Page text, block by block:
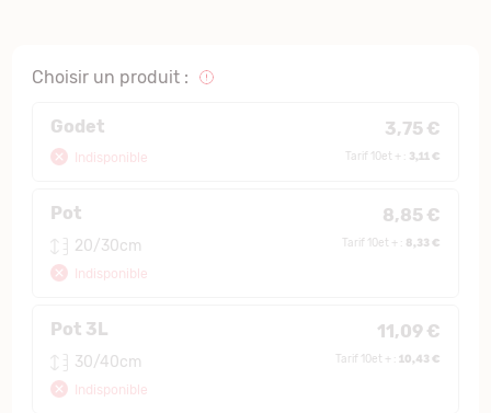
Choisir un produit :
Godet 3,75 €
Indisponible Tarif 10et + : 3,11 €
Pot 8,85 €
20/30cm
Indisponible
Tarif 10et + : 8,33 €
Pot 3L 11,09 €
30/40cm
Indisponible
Tarif 10et + :10,43 €